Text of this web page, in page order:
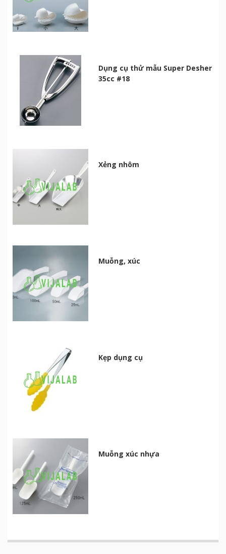
Dụng cụ thử mẫu Super Desher
35cc #18
Xẻng nhôm
Muỗng, xúc
Kẹp dụng cụ
Muỗng xúc nhựa